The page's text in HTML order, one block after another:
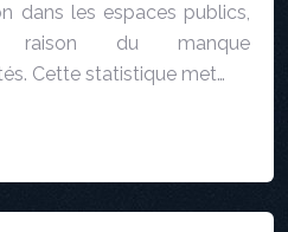
dans les espaces publics,
raison du manque
Cette statistique met…